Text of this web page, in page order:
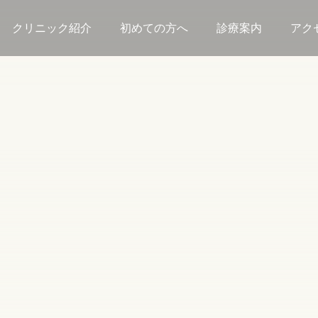
クリニック紹介 初めての方へ 診療案内 アク